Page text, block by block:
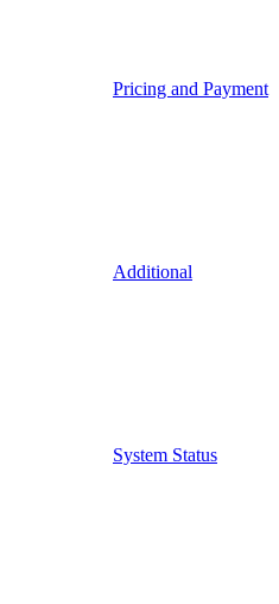
Pricing and Payment
Additional
System Status